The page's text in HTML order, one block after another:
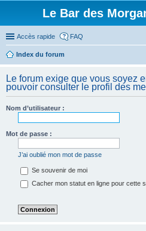
Le Bar des
Accès rapide FAQ
Index du forum
Le forum exige que vous soyez
pouvoir consulter le profil des
Nom d’utilisateur :
Mot de passe :
J’ai oublié mon mot de passe
Se souvenir de moi
Cacher mon statut en ligne pour cette